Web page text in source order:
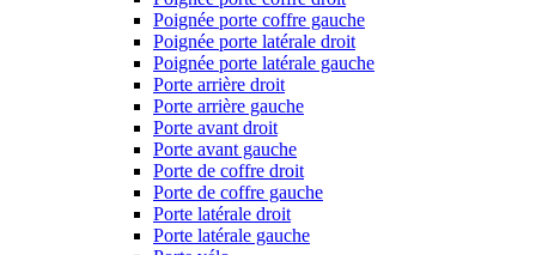
Poignée porte coffre gauche
Poignée porte latérale droit
Poignée porte latérale gauche
Porte arrière droit
Porte arrière gauche
Porte avant droit
Porte avant gauche
Porte de coffre droit
Porte de coffre gauche
Porte latérale droit
Porte latérale gauche